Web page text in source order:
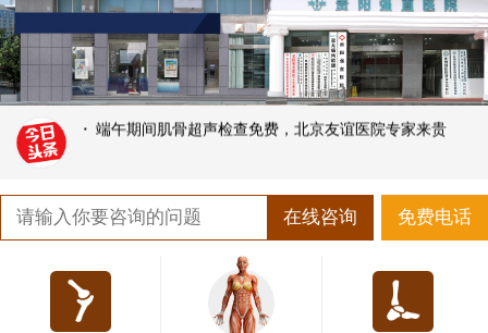
· 如何正确认识强直性脊柱炎？
· 患者福音！北京积水潭医院黄彦弘教授联合贵阳强直
·
贵阳类风湿专科医院有哪些 治疗类风湿有哪些好的
·
新妈妈为什么会易得产后风湿？
在线咨询 免费电话